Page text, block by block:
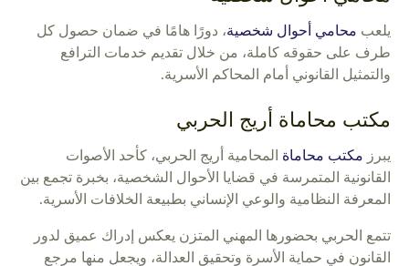
يلعب محامي أحوال شخصية، دورًا هامًا في ضمان حصول كل
طرف على حقوقه كاملة، من خلال تقديم خدمات الترافع
والتمثيل القانوني أمام المحاكم الأسرية.
مكتب محاماة أريج الحربي
يبرز مكتب محاماة المحامية أريج الحربي، كأحد الأصوات
القانونية المتمرسة في قضايا الأحوال الشخصية، بخبرة تجمع بين
المعرفة النظامية والوعي الإنساني بطبيعة الخلافات الأسرية.
تتمع الحربي بحضورها المهني المتزن يعكس إدراك عميق لدور
القانون في حماية الأسرة وتحقيق العدالة، ويجعل منها مرجع